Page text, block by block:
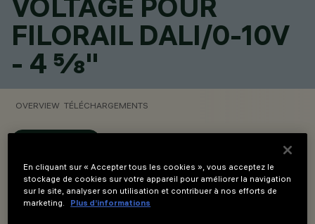
FILORAIL DALI/0-10V
- 4 ⅝"
OVERVIEW TÉLÉCHARGEMENTS
Overview
En cliquant sur « Accepter tous les cookies », vous acceptez le
stockage de cookies sur votre appareil pour améliorer la navigation
sur le site, analyser son utilisation et contribuer à nos efforts de
marketing.
Plus d’informations